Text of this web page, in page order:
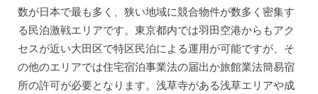
数が日本で最も多く、狭い地域に競合物件が数多く密集す
る民泊激戦エリアです。東京都内では羽田空港からもアク
セスが近い大田区で特区民泊による運用が可能ですが、そ
の他のエリアでは住宅宿泊事業法の届出か旅館業法簡易宿
所の許可が必要となります。浅草寺がある浅草エリアや成